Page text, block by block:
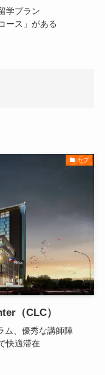
学プラン
ース」がある
セブ
（CLC）
ム、優秀な講師陣
快適滞在